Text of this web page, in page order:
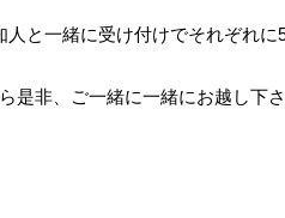
と一緒に受け付けでそれぞれに
是非、ご一緒に一緒にお越し下さ